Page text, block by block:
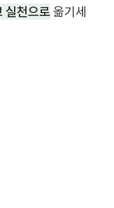
실천으로 옮기세